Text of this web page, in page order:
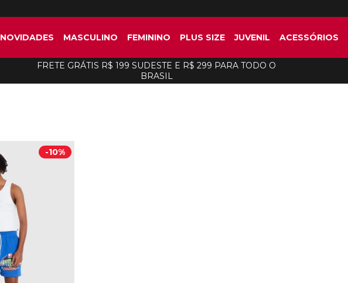
NOVIDADES MASCULINO FEMININO PLUS SIZE JUVENIL ACESSÓRIOS
FRETE GRÁTIS R$ 199 SUDESTE E R$ 299 PARA TODO O
BRASIL
-10%